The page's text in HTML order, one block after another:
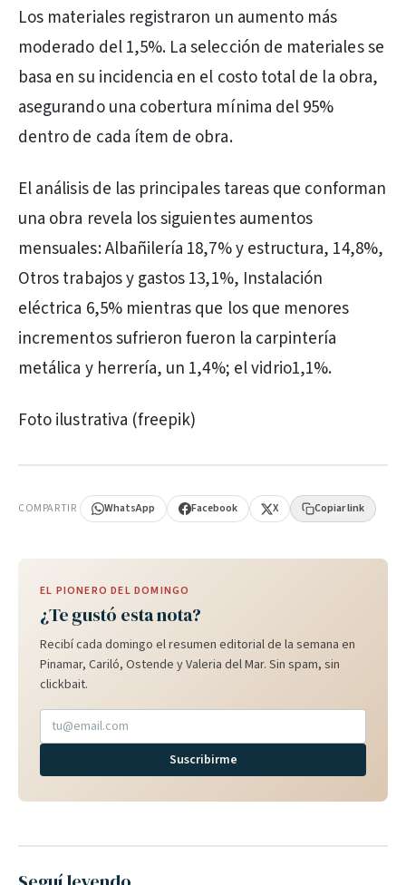
Los materiales registraron un aumento más
moderado del 1,5%. La selección de materiales se
basa en su incidencia en el costo total de la obra,
asegurando una cobertura mínima del 95%
dentro de cada ítem de obra.
El análisis de las principales tareas que conforman
una obra revela los siguientes aumentos
mensuales: Albañilería 18,7% y estructura, 14,8%,
Otros trabajos y gastos 13,1%, Instalación
eléctrica 6,5% mientras que los que menores
incrementos sufrieron fueron la carpintería
metálica y herrería, un 1,4%; el vidrio1,1%.
Foto ilustrativa (freepik)
COMPARTIR WhatsApp Facebook X Copiar link
EL PIONERO DEL DOMINGO
¿Te gustó esta nota?
Recibí cada domingo el resumen editorial de la semana en
Pinamar, Cariló, Ostende y Valeria del Mar. Sin spam, sin
clickbait.
Suscribirme